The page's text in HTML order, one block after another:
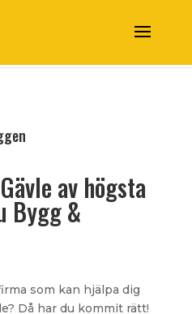
av högsta
Bygg &
som kan hjälpa dig
Då har du kommit rätt!